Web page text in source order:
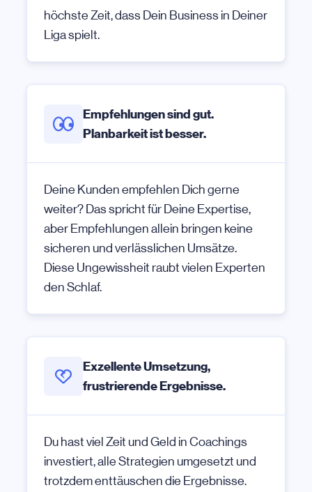
höchste Zeit, dass Dein Business in Deiner
Liga spielt.
Empfehlungen sind gut.
Planbarkeit ist besser.
Deine Kunden empfehlen Dich gerne
weiter? Das spricht für Deine Expertise,
aber Empfehlungen allein bringen keine
sicheren und verlässlichen Umsätze.
Diese Ungewissheit raubt vielen Experten
den Schlaf.
Exzellente Umsetzung,
frustrierende Ergebnisse.
Du hast viel Zeit und Geld in Coachings
investiert, alle Strategien umgesetzt und
trotzdem enttäuschen die Ergebnisse.